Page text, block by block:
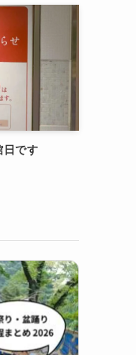
日です